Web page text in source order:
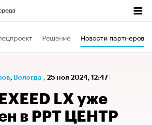
Решение Новости партнеров
⁠, Вологда , 25 ноя 2024, 12:47
LX уже
в РРТ ЦЕНТР